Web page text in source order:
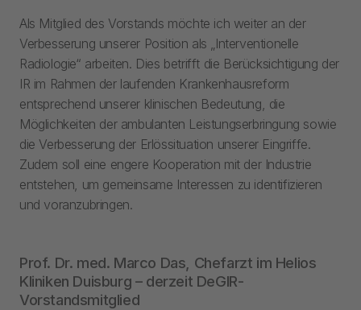
Als Mitglied des Vorstands möchte ich weiter an der
Verbesserung unserer Position als „Interventionelle
Radiologie“ arbeiten. Dies betrifft die Berücksichtigung der
IR im Rahmen der laufenden Krankenhausreform
entsprechend unserer klinischen Bedeutung, die
Möglichkeiten der ambulanten Leistungserbringung sowie
die Verbesserung der Erlössituation unserer Eingriffe.
Zudem soll eine engere Kooperation mit der Industrie
entstehen, um gemeinsame Interessen zu identifizieren
und voranzubringen.
Prof. Dr. med. Marco Das, Chefarzt im Helios
Kliniken Duisburg – derzeit DeGIR-
Vorstandsmitglied